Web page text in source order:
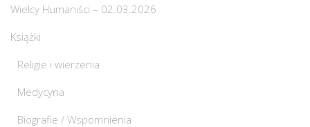
Wielcy Humaniści – 02.03.2026
Książki
Religie i wierzenia
Medycyna
Biografie / Wspomnienia